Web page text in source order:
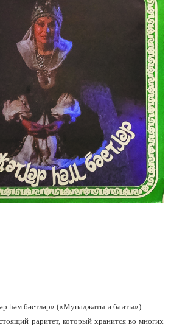
һәм бәетләр» («Мунаджаты и баиты»).
раритет, который хранится во многих